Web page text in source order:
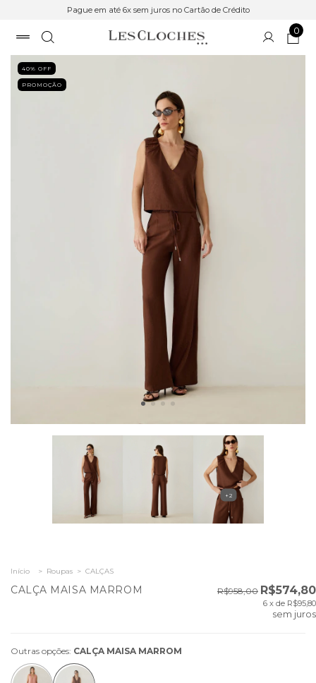
Pague em até 6x sem juros no Cartão de Crédito
0
+2
40% OFF
PROMOÇÃO
Início > Roupas > CALÇAS
CALÇA MAISA MARROM R$958,00 R$574,80
6 x de R$95,80
sem juros
Outras opções: CALÇA MAISA MARROM